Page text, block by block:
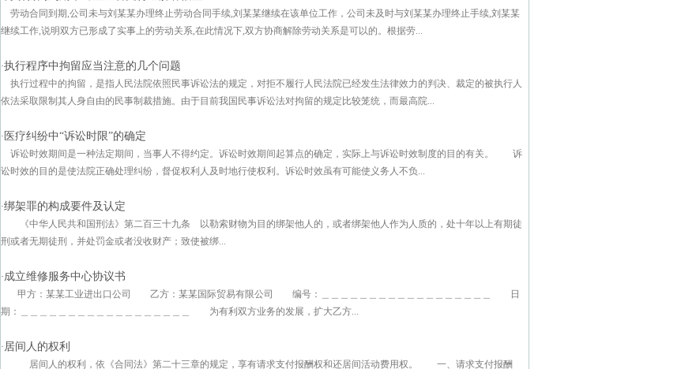
劳动合同到期,公司未与刘某某办理终止劳动合同手续,刘某某继续在该单位工作，公司未及时与刘某某办理终止手续,刘某某
继续工作,说明双方已形成了实事上的劳动关系,在此情况下,双方协商解除劳动关系是可以的。根据劳...
·执行程序中拘留应当注意的几个问题
执行过程中的拘留，是指人民法院依照民事诉讼法的规定，对拒不履行人民法院已经发生法律效力的判决、裁定的被执行人
依法采取限制其人身自由的民事制裁措施。由于目前我国民事诉讼法对拘留的规定比较笼统，而最高院...
· 医疗纠纷中“诉讼时限”的确定
诉讼时效期间是一种法定期间，当事人不得约定。诉讼时效期间起算点的确定，实际上与诉讼时效制度的目的有关。 诉
讼时效的目的是使法院正确处理纠纷，督促权利人及时地行使权利。诉讼时效虽有可能使义务人不负...
·绑架罪的构成要件及认定
《中华人民共和国刑法》第二百三十九条 以勒索财物为目的绑架他人的，或者绑架他人作为人质的，处十年以上有期徒
刑或者无期徒刑，并处罚金或者没收财产；致使被绑...
·成立维修服务中心协议书
甲方：某某工业进出口公司 乙方：某某国际贸易有限公司 编号：＿＿＿＿＿＿＿＿＿＿＿＿＿＿＿＿＿＿ 日
期：＿＿＿＿＿＿＿＿＿＿＿＿＿＿＿＿＿＿ 为有利双方业务的发展，扩大乙方...
· 居间人的权利
居间人的权利，依《合同法》第二十三章的规定，享有请求支付报酬权和还居间活动费用权。 一、请求支付报酬